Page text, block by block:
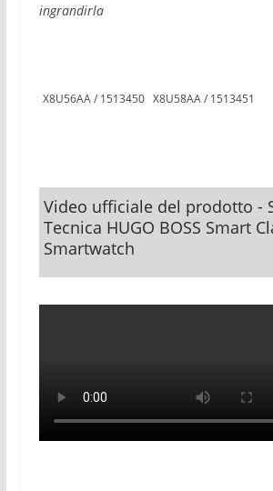
ingrandirla
X8U56AA / 1513450 X8U58AA / 1513451
Video ufficiale del prodotto -
Tecnica HUGO BOSS Smart
Smartwatch